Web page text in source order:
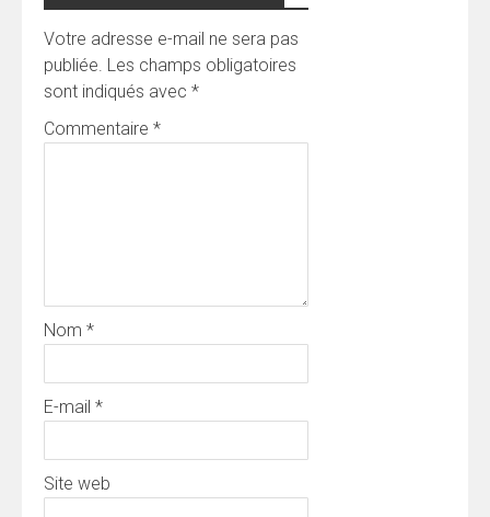
Votre adresse e-mail ne sera pas
publiée. Les champs obligatoires
sont indiqués avec *
Commentaire *
Nom *
E-mail *
Site web